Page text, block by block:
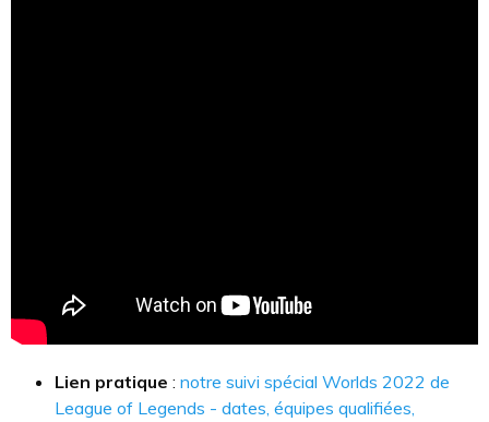
Lien pratique : notre suivi spécial Worlds 2022 de
League of Legends - dates, équipes qualifiées,